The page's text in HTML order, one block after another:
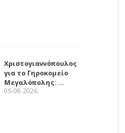
Χριστογιαννόπουλος
για το Γηροκομείο
Μεγαλόπολης: …
05-08-2026